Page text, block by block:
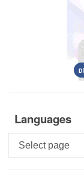
Languages
Languages